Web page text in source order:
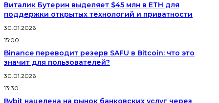
Виталик Бутерин выделяет $45 млн в ETH для
поддержки открытых технологий и приватности
30.01.2026
15:00
Binance переводит резерв SAFU в Bitcoin: что это
значит для пользователей?
30.01.2026
13:30
Bybit нацелена на рынок банковских услуг через